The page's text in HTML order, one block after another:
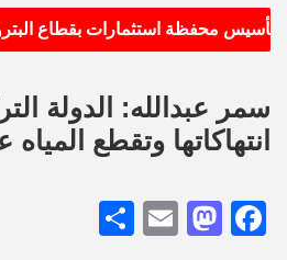
تأسيس محفظة استثمارات بقطاع البترول
سمر عبدالله: الدولة
انتهاكاتها وتقطع
Facebook
Mastodon
Email